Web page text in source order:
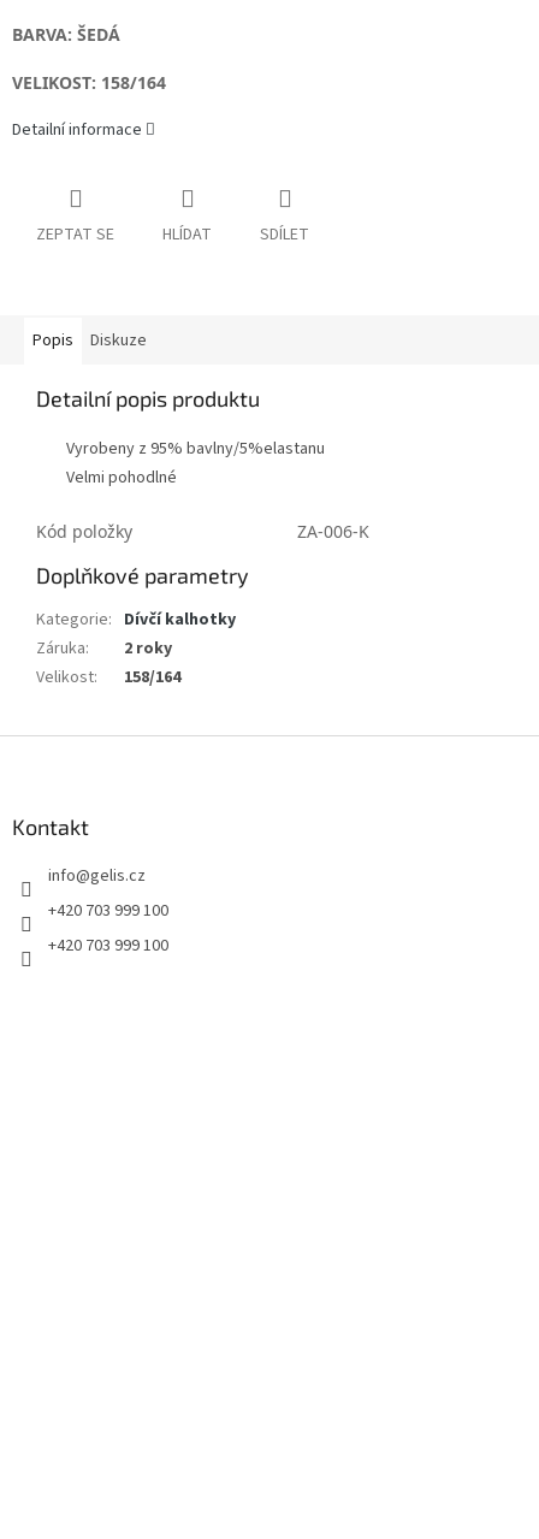
BARVA: ŠEDÁ
VELIKOST: 158/164
Detailní informace
ZEPTAT SE HLÍDAT SDÍLET
Popis Diskuze
Detailní popis produktu
Vyrobeny z 95% bavlny/5%elastanu
Velmi pohodlné
Kód položky ZA-006-K
Doplňkové parametry
Kategorie: Dívčí kalhotky
Záruka:
2 roky
Velikost: 158/164
Kontakt
info@gelis.cz
+420 703 999 100
+420 703 999 100